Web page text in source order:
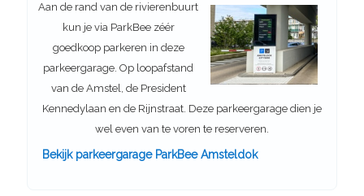
Aan de rand van de rivierenbuurt
kun je via ParkBee zéér
goedkoop parkeren in deze
parkeergarage. Op loopafstand
van de Amstel, de President
Kennedylaan en de Rijnstraat. Deze parkeergarage dien je
wel even van te voren te reserveren.
Bekijk parkeergarage ParkBee Amsteldok